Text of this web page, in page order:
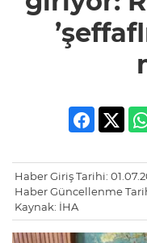
Haber Giriş Tarihi:
Haber Güncellenme
Kaynak: İHA